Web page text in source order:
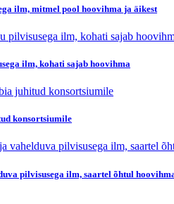
ilm, mitmel pool hoovihma ja äikest
ilm, kohati sajab hoovihma
konsortsiumile
pilvisusega ilm, saartel õhtul